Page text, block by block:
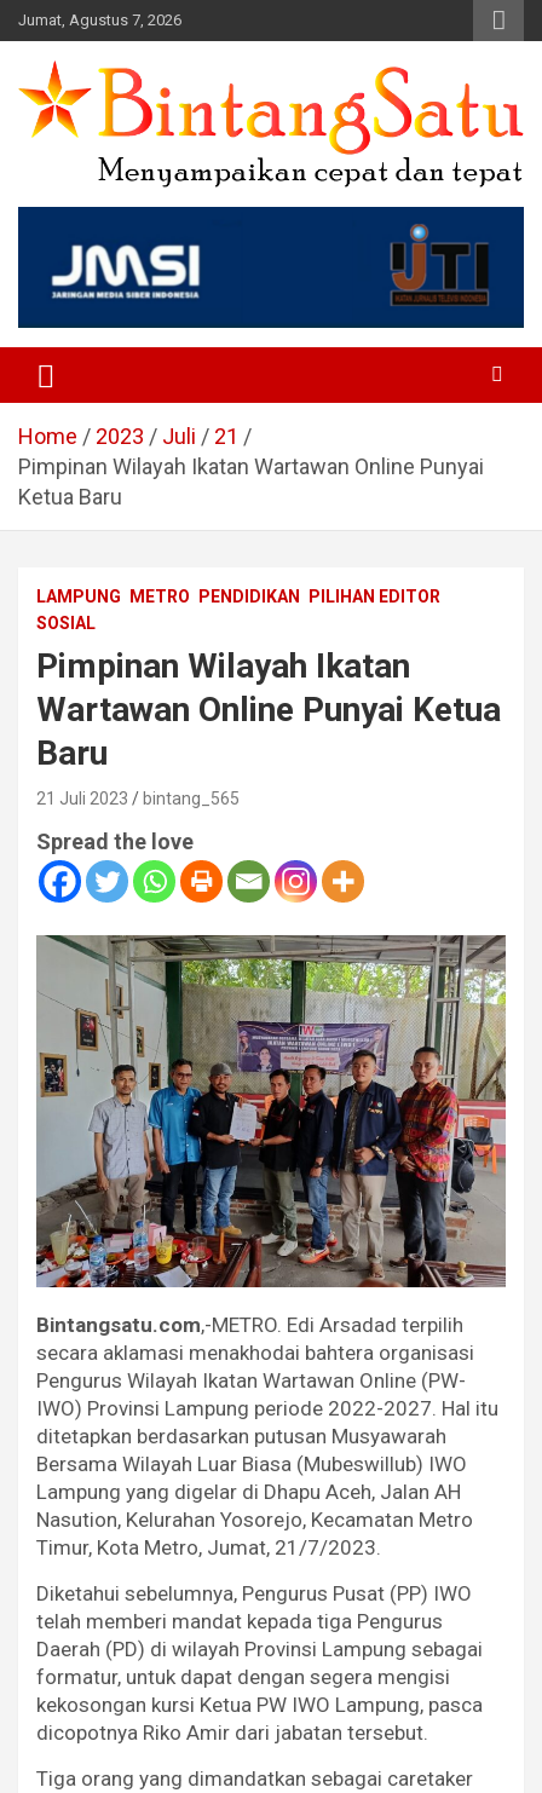
Skip
to
content
Jumat, Agustus 7, 2026
Portal Berita Nasional dan
Regional
Home 2023 Juli
21
Pimpinan Wilayah Ikatan Wartawan Online Punyai
Ketua Baru
LAMPUNG METRO PENDIDIKAN
PILIHAN EDITOR
SOSIAL
Pimpinan Wilayah Ikatan
Wartawan Online Punyai Ketua
Baru
21 Juli 2023 bintang_565
Spread the love
Bintangsatu.com,-METRO. Edi Arsadad terpilih
secara aklamasi menakhodai bahtera organisasi
Pengurus Wilayah Ikatan Wartawan Online (PW-
IWO) Provinsi Lampung periode 2022-2027. Hal itu
ditetapkan berdasarkan putusan Musyawarah
Bersama Wilayah Luar Biasa (Mubeswillub) IWO
Lampung yang digelar di Dhapu Aceh, Jalan AH
Nasution, Kelurahan Yosorejo, Kecamatan Metro
Timur, Kota Metro, Jumat, 21/7/2023.
Diketahui sebelumnya, Pengurus Pusat (PP) IWO
telah memberi mandat kepada tiga Pengurus
Daerah (PD) di wilayah Provinsi Lampung sebagai
formatur, untuk dapat dengan segera mengisi
kekosongan kursi Ketua PW IWO Lampung, pasca
dicopotnya Riko Amir dari jabatan tersebut.
Tiga orang yang dimandatkan sebagai caretaker